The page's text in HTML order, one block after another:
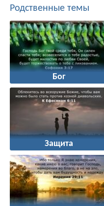
Родственные темы
Бог
Защита